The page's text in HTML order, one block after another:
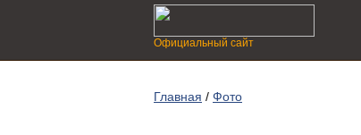
Официальный сайт
Главная / Фото